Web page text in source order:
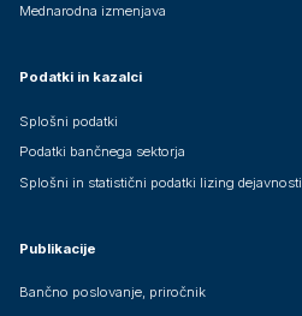
Mednarodna izmenjava
Podatki in kazalci
Splošni podatki
Podatki bančnega sektorja
Splošni in statistični podatki lizing dejavnosti
Publikacije
Bančno poslovanje, priročnik